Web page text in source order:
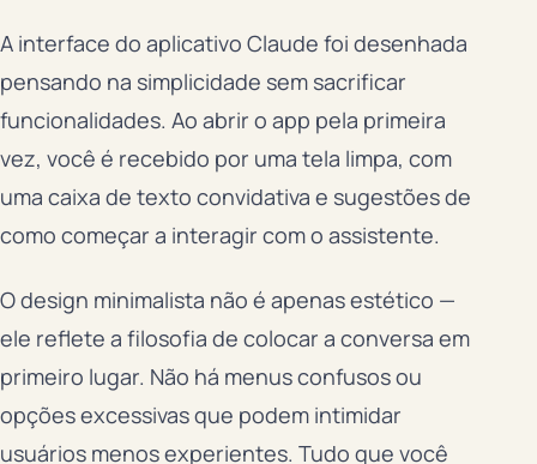
A interface do aplicativo Claude foi desenhada
pensando na simplicidade sem sacrificar
funcionalidades. Ao abrir o app pela primeira
vez, você é recebido por uma tela limpa, com
uma caixa de texto convidativa e sugestões de
como começar a interagir com o assistente.
O design minimalista não é apenas estético —
ele reflete a filosofia de colocar a conversa em
primeiro lugar. Não há menus confusos ou
opções excessivas que podem intimidar
usuários menos experientes. Tudo que você